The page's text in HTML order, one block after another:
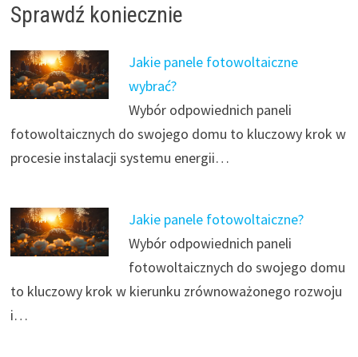
Sprawdź koniecznie
Jakie panele fotowoltaiczne
wybrać?
Wybór odpowiednich paneli
fotowoltaicznych do swojego domu to kluczowy krok w
procesie instalacji systemu energii…
Jakie panele fotowoltaiczne?
Wybór odpowiednich paneli
fotowoltaicznych do swojego domu
to kluczowy krok w kierunku zrównoważonego rozwoju
i…